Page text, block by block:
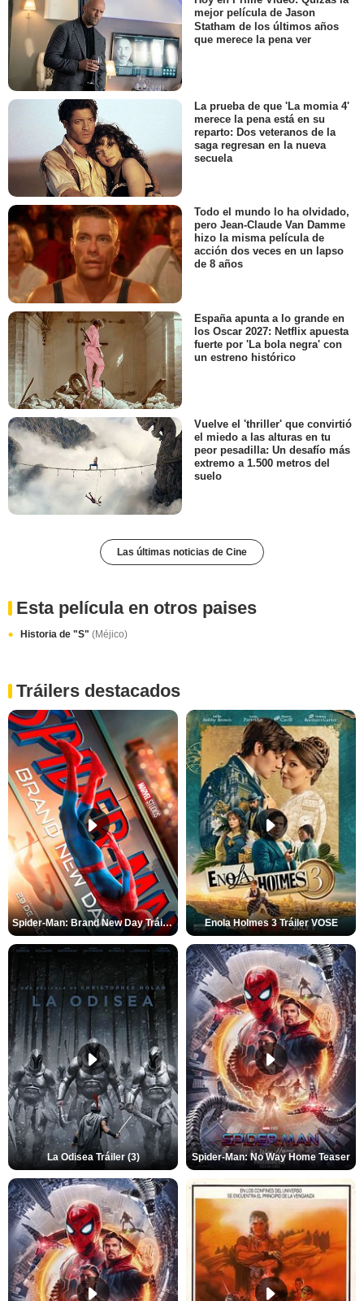
mejor película de Jason
Statham de los últimos años
que merece la pena ver
La prueba de que 'La momia 4'
merece la pena está en su
reparto: Dos veteranos de la
saga regresan en la nueva
secuela
Todo el mundo lo ha olvidado,
pero Jean-Claude Van Damme
hizo la misma película de
acción dos veces en un lapso
de 8 años
España apunta a lo grande en
los Oscar 2027: Netflix apuesta
fuerte por 'La bola negra' con
un estreno histórico
Vuelve el 'thriller' que convirtió
el miedo a las alturas en tu
peor pesadilla: Un desafío más
extremo a 1.500 metros del
suelo
Las últimas noticias de Cine
Esta película en otros paises
Historia de "S" (Méjico)
Tráilers destacados
Spider-Man: Brand New Day Tráiler (3) Enola Holmes 3 Tráiler VOSE
La Odisea Tráiler (3) Spider-Man: No Way Home Teaser